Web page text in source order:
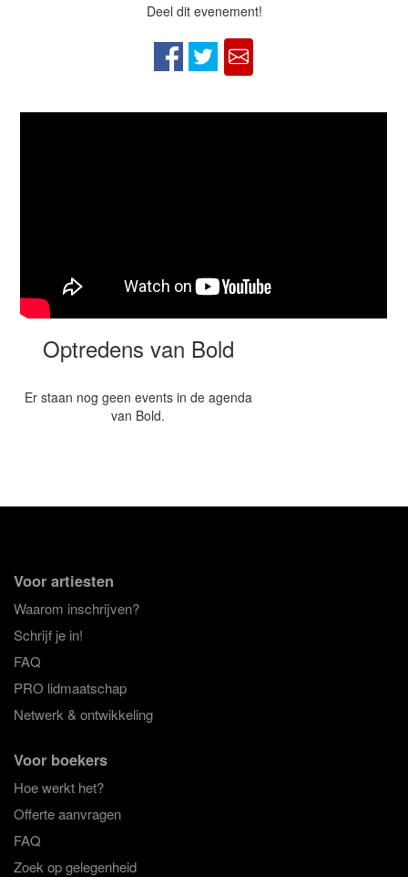
Deel dit evenement!
Optredens van Bold
Er staan nog geen events in de agenda
van Bold.
Voor artiesten
Waarom inschrijven?
Schrijf je in!
FAQ
PRO lidmaatschap
Netwerk & ontwikkeling
Voor boekers
Hoe werkt het?
Offerte aanvragen
FAQ
Zoek op gelegenheid